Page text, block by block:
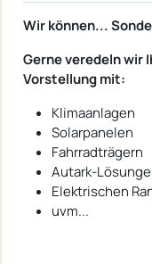
Wir können...
Gerne veredeln wir
Vorstellung mit:
Klimaanlagen
Solarpanelen
Fahrradträgern
Autark-
Elektrischen
uvm...